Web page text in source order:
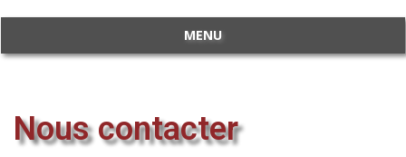
MENU
Nous contacter